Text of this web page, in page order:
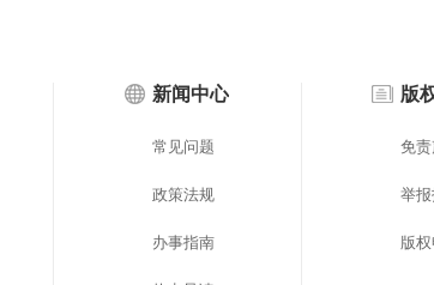
新闻中心
常见问题
政策法规
办事指南
版
免责
举
版